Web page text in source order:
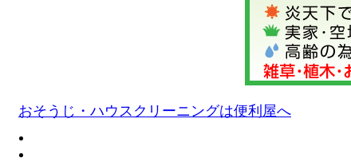
おそうじ・ハウスクリーニングは便利屋へ